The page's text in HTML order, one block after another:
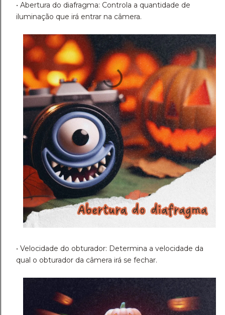
• Abertura do diafragma: Controla a quantidade de
iluminação que irá entrar na câmera.
• Velocidade do obturador: Determina a velocidade da
qual o obturador da câmera irá se fechar.